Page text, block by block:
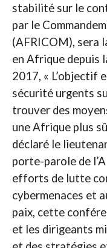
stabilité sur le
par le
(AFRICOM), sera
en Afrique depuis
2017, « L’objectif
sécurité urgents
trouver des
une Afrique plus
déclaré le
porte-parole de
efforts de lutte
cybermenaces et
paix, cette
et les dirigeants